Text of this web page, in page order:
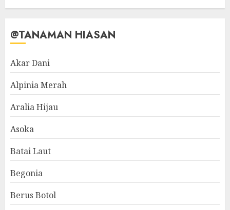
@TANAMAN HIASAN
Akar Dani
Alpinia Merah
Aralia Hijau
Asoka
Batai Laut
Begonia
Berus Botol